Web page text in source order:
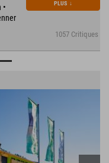
1057 Critiques
PLUS ↓